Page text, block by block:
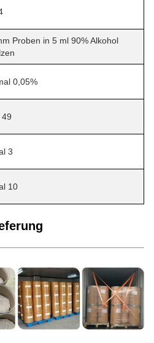
Proben in 5 ml 90% Alkohol
0,05%
3
10